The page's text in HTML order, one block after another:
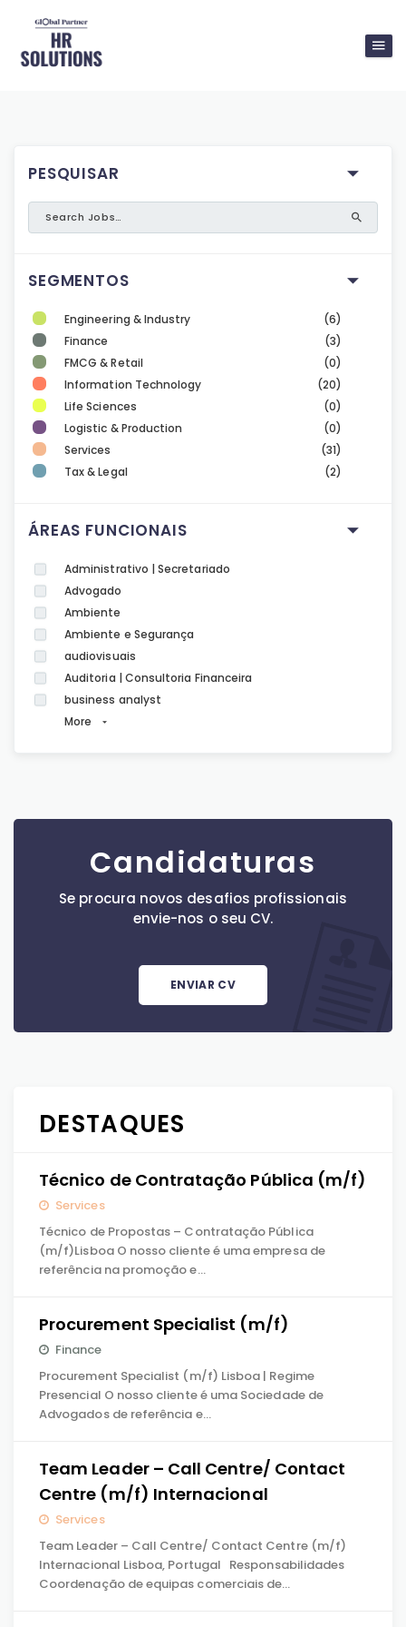
PESQUISAR
SEGMENTOS
Engineering & Industry
(6)
Finance
(3)
FMCG & Retail
(0)
Information Technology
(20)
Life Sciences
(0)
Logistic & Production
(0)
Services
(31)
Tax & Legal
(2)
ÁREAS FUNCIONAIS
Administrativo | Secretariado
Advogado
Ambiente
Ambiente e Segurança
audiovisuais
Auditoria | Consultoria Financeira
business analyst
More
Candidaturas
Se procura novos desafios profissionais
envie-nos o seu CV.
ENVIAR CV
DESTAQUES
Técnico de Contratação Pública (m/f)
Services
Técnico de Propostas – Contratação Pública
(m/f)Lisboa O nosso cliente é uma empresa de
referência na promoção e…
Procurement Specialist (m/f)
Finance
Procurement Specialist (m/f) Lisboa | Regime
Presencial O nosso cliente é uma Sociedade de
Advogados de referência e…
Team Leader – Call Centre/ Contact
Centre (m/f) Internacional
Services
Team Leader – Call Centre/ Contact Centre (m/f)
Internacional Lisboa, Portugal Responsabilidades
Coordenação de equipas comerciais de…